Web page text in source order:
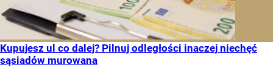
Kupujesz ul co dalej? Pilnuj odległości inaczej niechęć
sąsiadów murowana